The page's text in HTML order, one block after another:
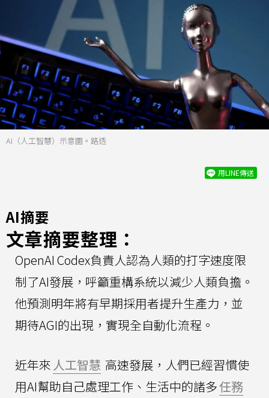
AI（人工智慧）示意圖。路透
用LINE傳送
AI摘要
文章摘要整理：
OpenAI Codex負責人認為人類的打字速度限
制了AI發展，呼籲重構系統以減少人類負擔。
他預測明年將有早期採用者提升生產力，並
期待AGI的出現，實現全自動化流程。
近年來 人工智慧 高速發展，人們已經習慣使
用AI幫助自己處理工作、生活中的諸多任務